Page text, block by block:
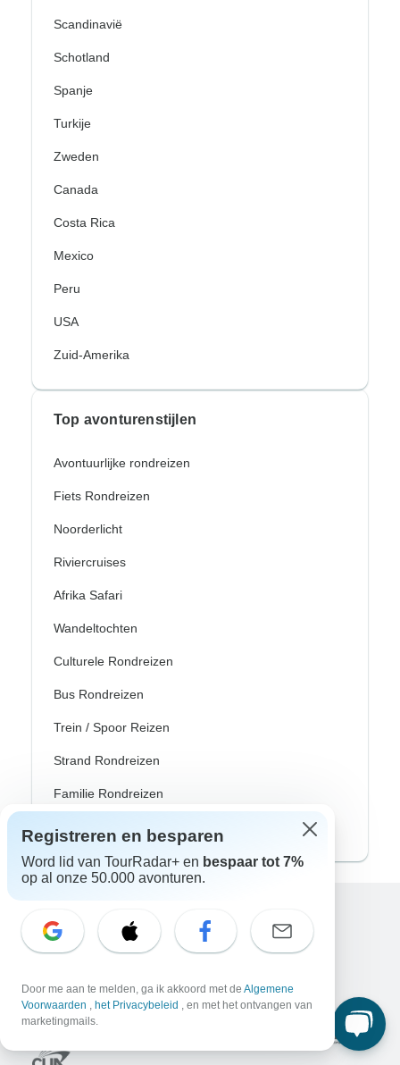
Scandinavië
Schotland
Spanje
Turkije
Zweden
Canada
Costa Rica
Mexico
Peru
USA
Zuid-Amerika
Top avonturenstijlen
Avontuurlijke rondreizen
Fiets Rondreizen
Noorderlicht
Riviercruises
Afrika Safari
Wandeltochten
Culturele Rondreizen
Bus Rondreizen
Trein / Spoor Reizen
Strand Rondreizen
Familie Rondreizen
Privé Rondreizen
Excellent
10.000+ reviews op
Geassocieerd met
Registreren en besparen
Word lid van TourRadar+ en bespaar tot 7%
op al onze 50.000 avonturen.
Door me aan te melden, ga ik akkoord met de Algemene
Voorwaarden , het Privacybeleid , en met het ontvangen van
marketingmails.